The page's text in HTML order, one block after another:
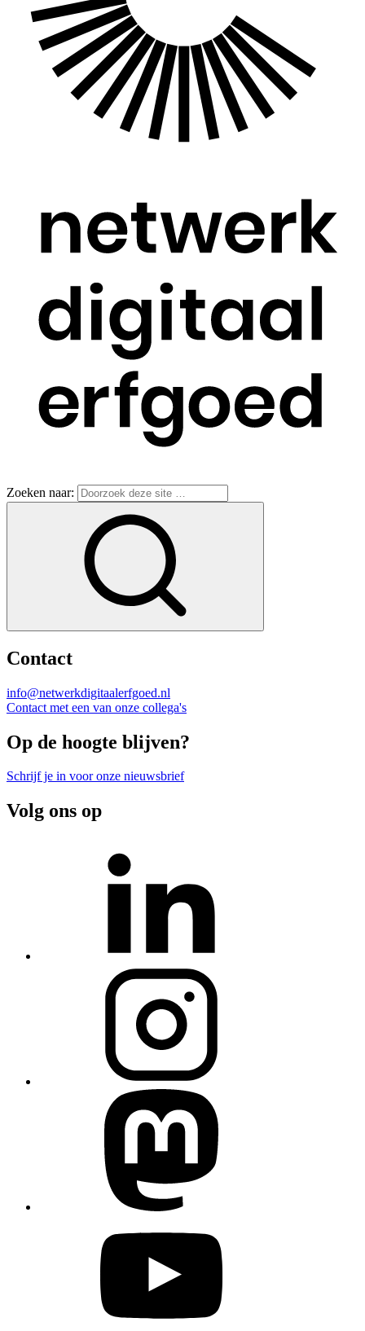
Zoeken naar:
Contact
info@netwerkdigitaalerfgoed.nl
Contact met een van onze collega's
Op de hoogte blijven?
Schrijf je in voor onze nieuwsbrief
Volg ons op